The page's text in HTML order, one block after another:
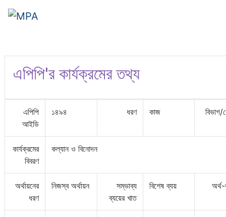
এপিপি'র কার্যক্রমের তথ্য
এপিপি
আইডি
১৪৯৪ ধরণ কাজ
কার্যক্রমের
বিবরণ
কল্যান ও বিনোদন
অর্থায়নের
ধরণ
নিজস্ব অর্থায়ন
সম্ভাব্য
ব্যয়ের খাত
বিশেষ ব্যয়